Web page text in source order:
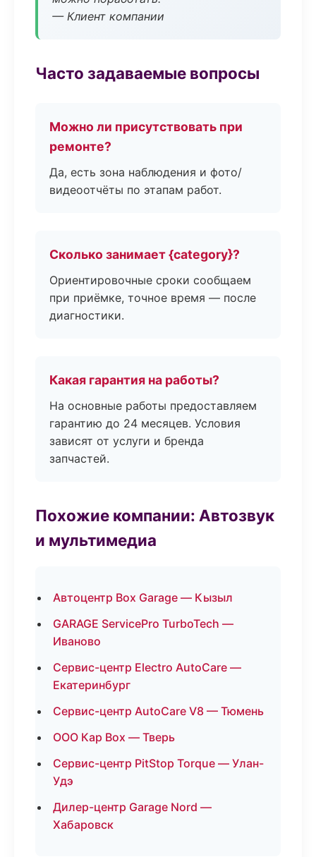
— Клиент компании
Часто задаваемые вопросы
Можно ли присутствовать при
ремонте?
Да, есть зона наблюдения и фото/
видеоотчёты по этапам работ.
Сколько занимает {category}?
Ориентировочные сроки сообщаем
при приёмке, точное время — после
диагностики.
Какая гарантия на работы?
На основные работы предоставляем
гарантию до 24 месяцев. Условия
зависят от услуги и бренда
запчастей.
Похожие компании: Автозвук
и мультимедиа
Автоцентр Box Garage — Кызыл
GARAGE ServicePro TurboTech —
Иваново
Сервис-центр Electro AutoCare —
Екатеринбург
Сервис-центр AutoCare V8 — Тюмень
ООО Кар Box — Тверь
Сервис-центр PitStop Torque — Улан-
Удэ
Дилер-центр Garage Nord —
Хабаровск